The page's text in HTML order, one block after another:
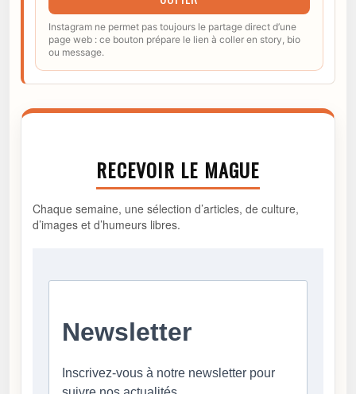
Instagram ne permet pas toujours le partage direct d’une
page web : ce bouton prépare le lien à coller en story, bio
ou message.
RECEVOIR LE MAGUE
Chaque semaine, une sélection d’articles, de culture,
d’images et d’humeurs libres.